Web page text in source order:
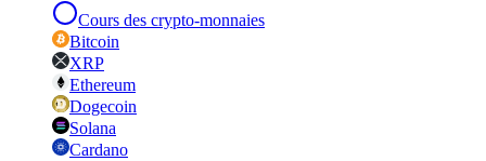
Cours des crypto-monnaies
Bitcoin
XRP
Ethereum
Dogecoin
Solana
Cardano